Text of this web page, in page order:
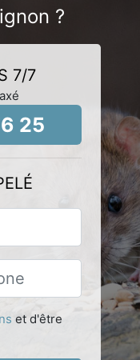
?
7/7
25
et d'être